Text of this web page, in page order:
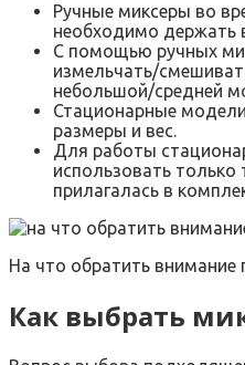
Ручные миксеры во
необходимо держать
С помощью ручных
измельчать/
небольшой/средней
Стационарные
размеры и вес.
Для работы
использовать только
прилагалась в
На что обратить внимание
Как выбрать